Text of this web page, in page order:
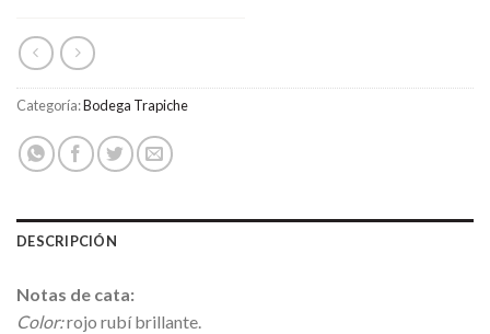
Categoría:Bodega Trapiche
DESCRIPCIÓN
Notas de cata:
Color:rojo rubí brillante.